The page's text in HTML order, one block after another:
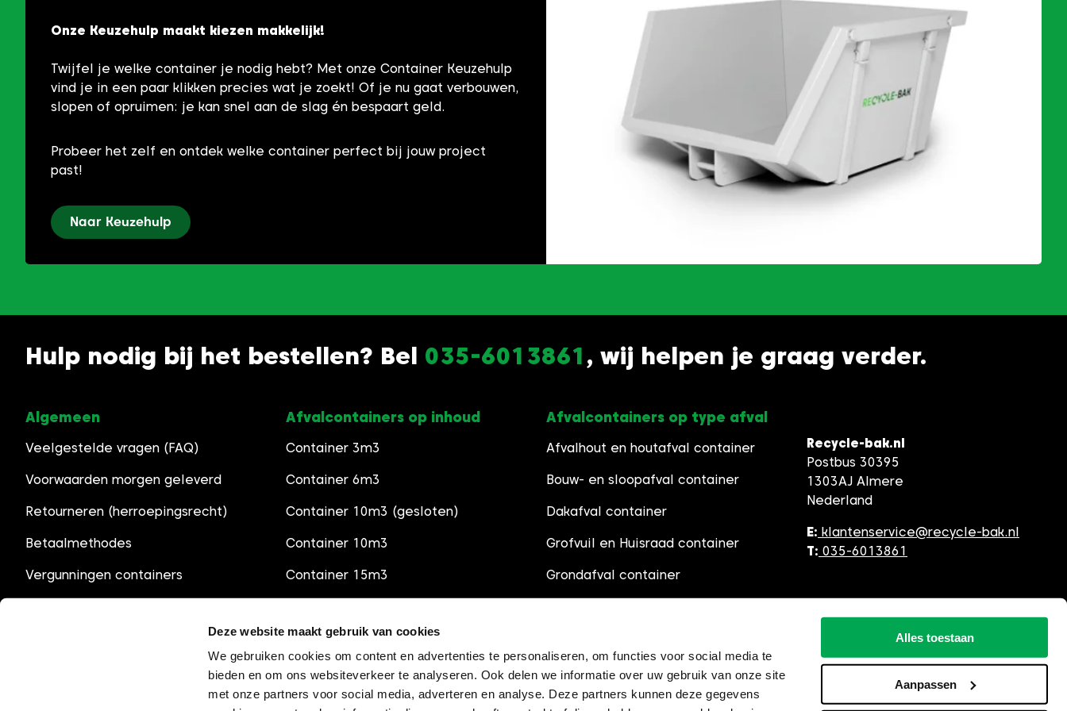
Deze website maakt gebruik van cookies
We gebruiken cookies om content en advertenties te personaliseren, om functies voor social media te
bieden en om ons websiteverkeer te analyseren. Ook delen we informatie over uw gebruik van onze site
met onze partners voor social media, adverteren en analyse. Deze partners kunnen deze gegevens
Alles toestaan
Aanpassen
Onze Keuzehulp maakt kiezen makkelijk!
Twijfel je welke container je nodig hebt? Met onze Container Keuzehulp
vind je in een paar klikken precies wat je zoekt! Of je nu gaat verbouwen,
slopen of opruimen: je kan snel aan de slag én bespaart geld.
Probeer het zelf en ontdek welke container perfect bij jouw project
past!
Naar Keuzehulp
Hulp nodig bij het bestellen? Bel 035-6013861, wij helpen je graag verder.
Algemeen
Veelgestelde vragen (FAQ)
Voorwaarden morgen geleverd
Retourneren (herroepingsrecht)
Betaalmethodes
Vergunningen containers
Afvalcontainers op inhoud
Container 3m3
Container 6m3
Container 10m3 (gesloten)
Container 10m3
Container 15m3
Afvalcontainers op type afval
Afvalhout en houtafval container
Bouw- en sloopafval container
Dakafval container
Grofvuil en Huisraad container
Grondafval container
Grindsoorten
Zandsoorten
Recycle-bak.nl
Postbus 30395
1303AJ Almere
Nederland
E: klantenservice@recycle-bak.nl
T: 035-6013861